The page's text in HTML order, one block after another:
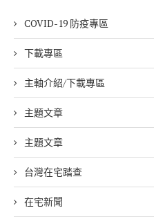
COVID-19 防疫專區
下載專區
主軸介紹/下載專區
主題文章
主題文章
台灣在宅踏查
在宅新聞